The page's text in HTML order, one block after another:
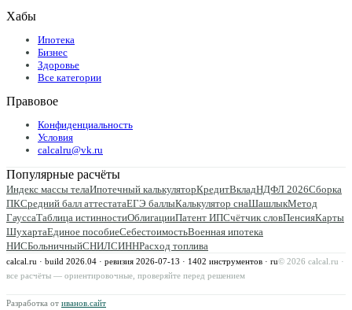
Хабы
Ипотека
Бизнес
Здоровье
Все категории
Правовое
Конфиденциальность
Условия
calcalru@vk.ru
Популярные расчёты
Индекс массы телаИпотечный калькуляторКредитВкладНДФЛ 2026Сборка
ПКСредний балл аттестатаЕГЭ баллыКалькулятор снаШашлыкМетод
ГауссаТаблица истинностиОблигацииПатент ИПСчётчик словПенсияКарты
ШухартаЕдиное пособиеСебестоимостьВоенная ипотека
НИСБольничныйСНИЛСИННРасход топлива
calcal.ru · build 2026.04 · ревизия 2026-07-13 · 1402 инструментов · ru© 2026 calcal.ru ·
все расчёты — ориентировочные, проверяйте перед решением
Разработка от иванов.сайт